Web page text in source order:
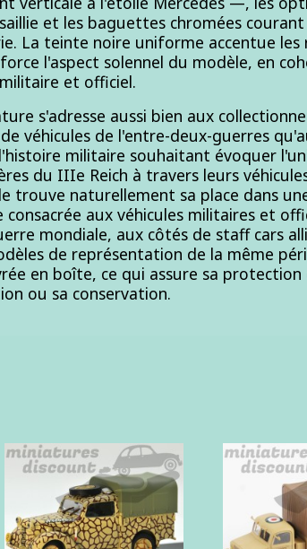
et les baguettes chromées
La teinte noire uniforme accentue les
l'aspect solennel du modèle, en
et officiel.
s'adresse aussi bien aux
véhicules de l'entre-deux-guerres
militaire souhaitant évoquer
du IIIe Reich à travers leurs
trouve naturellement sa place dans
aux véhicules militaires et
mondiale, aux côtés de staff cars
de représentation de la même
en boîte, ce qui assure sa
ou sa conservation.